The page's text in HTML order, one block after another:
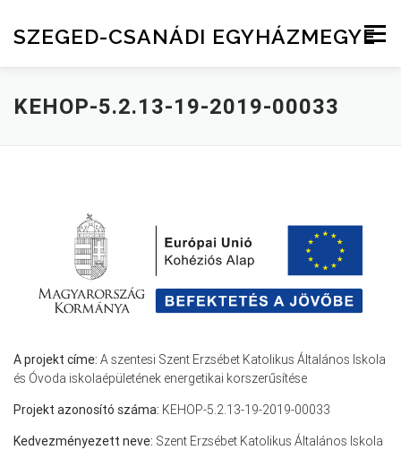
SZEGED-CSANÁDI EGYHÁZMEGYE
Menu
KEHOP-5.2.13-19-2019-00033
A projekt címe: A szentesi Szent Erzsébet Katolikus Általános Iskola
és Óvoda iskolaépületének energetikai korszerűsítése
Projekt azonosító száma: KEHOP-5.2.13-19-2019-00033
Kedvezményezett neve: Szent Erzsébet Katolikus Általános Iskola